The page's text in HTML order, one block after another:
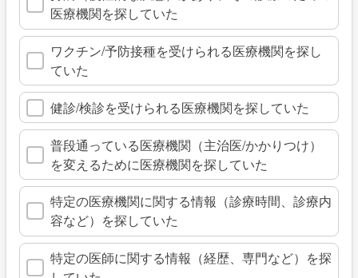
医療機関を探していた
ワクチン/予防接種を受けられる医療機関を探し
ていた
健診/検診を受けられる医療機関を探していた
普段通っている医療機関（主治医/かかりつけ）
を変えるために医療機関を探していた
特定の医療機関に関する情報（診療時間、診療内
容など）を探していた
特定の医師に関する情報（経歴、専門など）を探